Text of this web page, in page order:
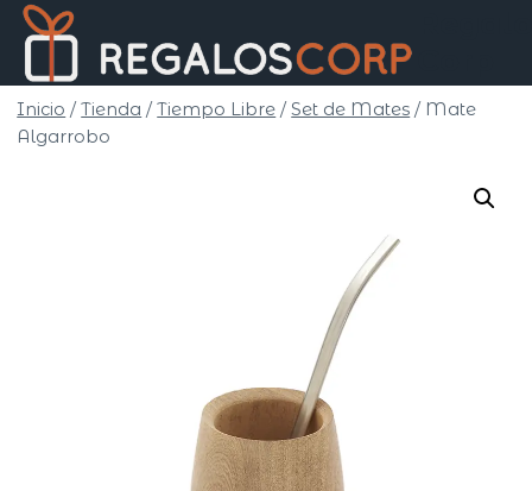
Saltar
contenido
Inicio / Tienda / Tiempo Libre / Set de Mates / Mate
Algarrobo